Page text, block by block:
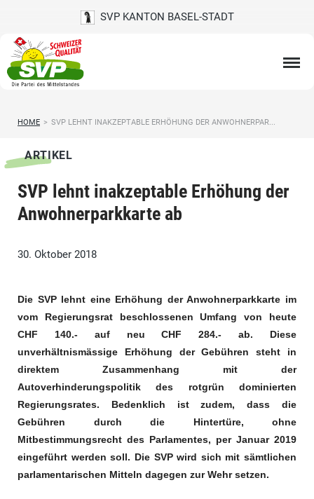
SVP KANTON BASEL-STADT
HOME > SVP LEHNT INAKZEPTABLE ERHÖHUNG DER ANWOHNERPAR...
ARTIKEL
SVP lehnt inakzeptable Erhöhung der
Anwohnerparkkarte ab
30. Oktober 2018
Die SVP lehnt eine Erhöhung der Anwohnerparkkarte im
vom Regierungsrat beschlossenen Umfang von heute
CHF 140.- auf neu CHF 284.- ab. Diese
unverhältnismässige Erhöhung der Gebühren steht in
direktem Zusammenhang mit der
Autoverhinderungspolitik des rotgrün dominierten
Regierungsrates. Bedenklich ist zudem, dass die
Gebühren durch die Hintertüre, ohne
Mitbestimmungsrecht des Parlamentes, per Januar 2019
eingeführt werden soll. Die SVP wird sich mit sämtlichen
parlamentarischen Mitteln dagegen zur Wehr setzen.